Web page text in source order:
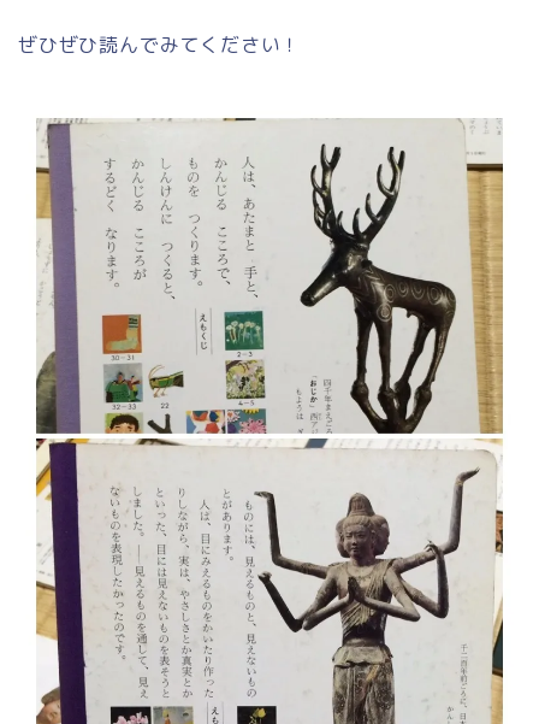
ぜひぜひ読んでみてください！